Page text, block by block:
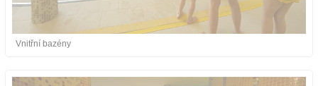
Vnitřní bazény